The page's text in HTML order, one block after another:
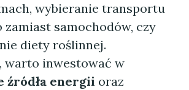
wybieranie transportu
zamiast samochodów, czy
diety roślinnej.
warto inwestować w
źródła energii oraz